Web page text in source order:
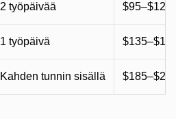
2 työpäivää $95–$125
1 työpäivä
Kahden tunnin sisällä